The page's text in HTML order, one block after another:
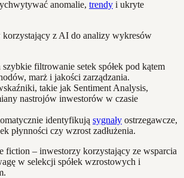
anomalie, trendy i ukryte
szybkie filtrowanie setek spółek pod kątem
marż i jakości zarządzania.
takie jak Sentiment Analysis,
nastrojów inwestorów w czasie
identyfikują sygnały ostrzegawcze,
płynności czy wzrost zadłużenia.
fiction – inwestorzy korzystający ze wsparcia
w selekcji spółek wzrostowych i